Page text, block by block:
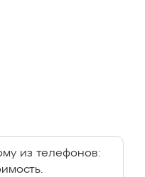
из телефонов: